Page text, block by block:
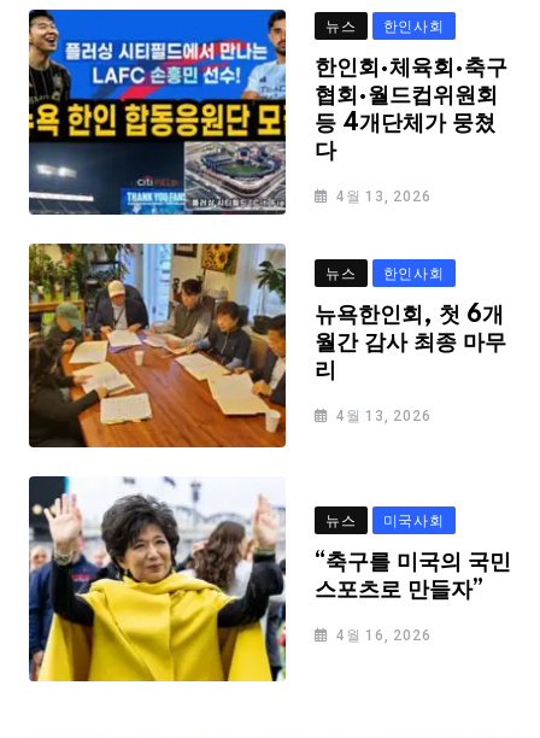
뉴스 한인사회
한인회·체육회·축구
협회·월드컵위원회
등 4개단체가 뭉쳤
다
4월 13, 2026
뉴스 한인사회
뉴욕한인회, 첫 6개
월간 감사 최종 마무
리
4월 13, 2026
뉴스 미국사회
“축구를 미국의 국민
스포츠로 만들자”
4월 16, 2026